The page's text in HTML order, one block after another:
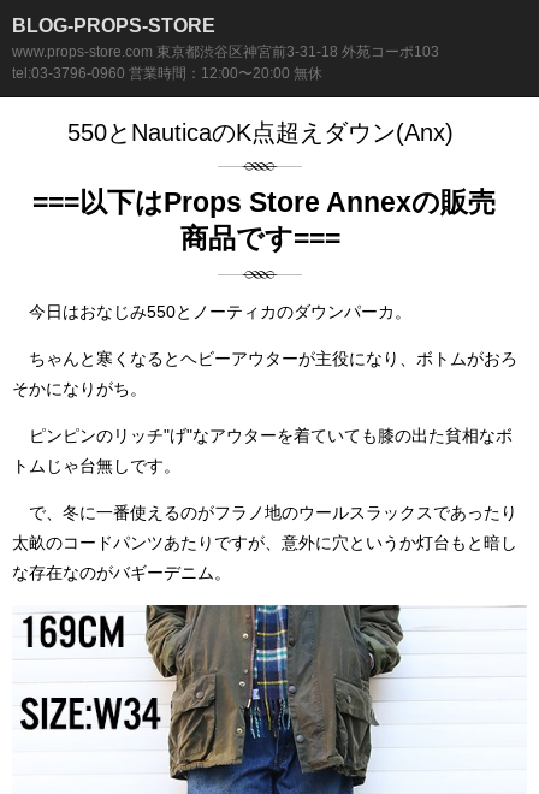
BLOG-PROPS-STORE
www.props-store.com 東京都渋谷区神宮前3-31-18 外苑コーポ103
tel:03-3796-0960 営業時間：12:00〜20:00 無休
550とNauticaのK点超えダウン(Anx)
===以下はProps Store Annexの販売
商品です===
今日はおなじみ550とノーティカのダウンパーカ。
ちゃんと寒くなるとヘビーアウターが主役になり、ボトムがおろ
そかになりがち。
ピンピンのリッチ"げ"なアウターを着ていても膝の出た貧相なボ
トムじゃ台無しです。
で、冬に一番使えるのがフラノ地のウールスラックスであったり
太畝のコードパンツあたりですが、意外に穴というか灯台もと暗し
な存在なのがバギーデニム。